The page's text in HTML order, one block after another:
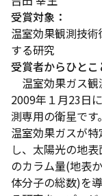
受賞対象：
温室効果観測技
する研究
受賞者からひとこ
温室効果ガス観
2009年１月23日
測専用の衛星です
温室効果ガスが
し、太陽光の地
のカラム量(地表
体分子の総数)を